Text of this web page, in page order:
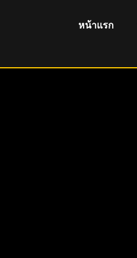
หน้าแรก